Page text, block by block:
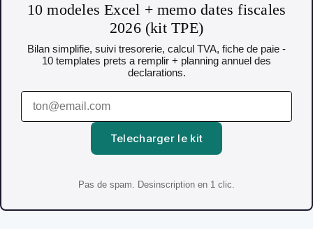
10 modeles Excel + memo dates fiscales
2026 (kit TPE)
Bilan simplifie, suivi tresorerie, calcul TVA, fiche de paie -
10 templates prets a remplir + planning annuel des
declarations.
Telecharger le kit
Pas de spam. Desinscription en 1 clic.